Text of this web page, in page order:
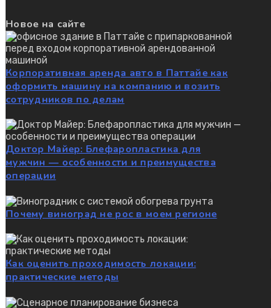
Новое на сайте
Корпоративная аренда авто в Паттайе как
оформить машину на компанию и возить
сотрудников по делам
Доктор Майер: Блефаропластика для
мужчин — особенности и преимущества
операции
Почему виноград не рос в моем регионе
Как оценить проходимость локации:
практические методы